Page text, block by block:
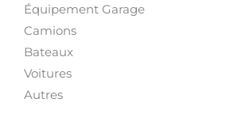
Équipement Garage
Camions
Bateaux
Voitures
Autres